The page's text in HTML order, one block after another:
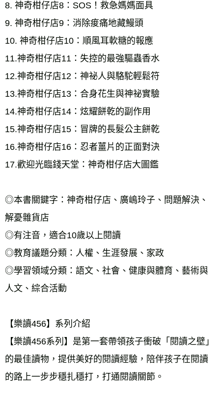
8. 神奇柑仔店8：SOS！救急媽媽面具
9. 神奇柑仔店9：消除痠痛地藏鰻頭
10. 神奇柑仔店10：順風耳軟糖的報應
11.神奇柑仔店11：失控的最強驅蟲香水
12.神奇柑仔店12：神祕人與駱駝輕鬆符
13.神奇柑仔店13：合身花生與神祕實驗
14.神奇柑仔店14：炫耀餅乾的副作用
15.神奇柑仔店15：冒牌的長髮公主餅乾
16.神奇柑仔店16：忍者薑片的正面對決
17.歡迎光臨錢天堂：神奇柑仔店大圖鑑
◎本書關鍵字：神奇柑仔店、廣嶋玲子、問題解決、
解憂雜貨店
◎有注音，適合10歲以上閱讀
◎教育議題分類：人權、生涯發展、家政
◎學習領域分類：語文、社會、健康與體育、藝術與
人文、綜合活動
【樂讀456】系列介紹
【樂讀456系列】是第一套帶領孩子衝破「閱讀之壁」
的最佳讀物，提供美好的閱讀經驗，陪伴孩子在閱讀
的路上一步步穩扎穩打，打通閱讀關節。